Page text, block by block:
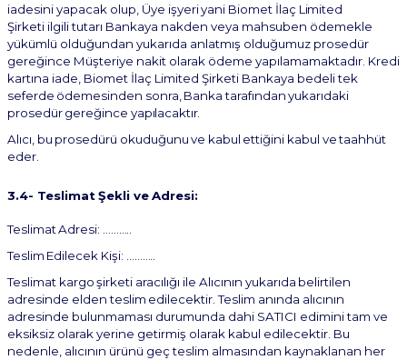
iadesiniyapacak olup, Üye işyeriyani Biomet İlaç Limited
Şirketi ilgili tutarı Bankaya nakden veya mahsuben ödemekle
yükümlü olduğundan yukarıda anlatmış olduğumuz prosedür
gereğince Müşteriye nakit olarak ödeme yapılamamaktadır. Kredi
kartına iade, Biomet İlaç Limited Şirketi Bankaya bedeli tek
seferde ödemesinden sonra, Banka tarafından yukarıdaki
prosedürgereğince yapılacaktır.
Alıcı, bu prosedürü okuduğunuve kabul ettiğini kabul ve taahhüt
eder.
3.4- Teslimat Şekli ve Adresi:
TeslimatAdresi:
Teslim Edilecek Kişi:
Teslimat kargo şirketi aracılığı ile Alıcının yukarıda belirtilen
adresinde elden teslim edilecektir. Teslim anında alıcının
adresinde bulunmaması durumunda dahi SATICI edimini tam ve
eksiksiz olarak yerine getirmiş olarak kabul edilecektir. Bu
nedenle, alıcının ürünü geç teslim almasından kaynaklanan her